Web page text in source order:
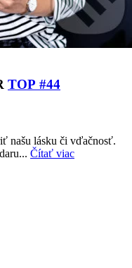
TOP #44
našu lásku či vďačnosť.
Čítať viac